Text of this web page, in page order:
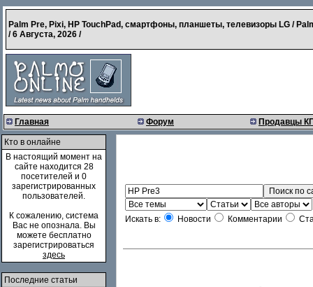
Palm Pre, Pixi, HP TouchPad, смартфоны, планшеты, телевизоры LG /
/6 Августа, 2026 /
Главная Форум Продавцы
Кто в онлайне
В настоящий момент на
сайте находится 28
посетителей и 0
зарегистрированных
пользователей.
К сожалению, система
Вас не опознала. Вы
можете бесплатно
зарегистрироваться
здесь
Последние статьи
Искать в: Новости Комментарии